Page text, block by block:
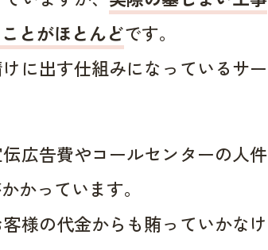
とがほとんどです。
に出す仕組みになっているサー
広告費やコールセンターの人件
かっています。
様の代金からも賄っていかなけ